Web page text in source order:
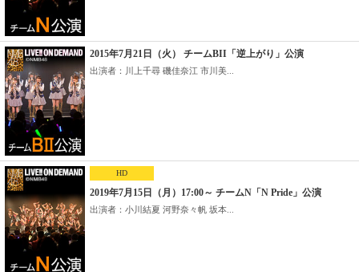
2015年7月21日（火） チームBII「逆上がり」公演
出演者：川上千尋 磯佳奈江 市川美...
HD
2019年7月15日（月）17:00～ チームN「N Pride」公演
出演者：小川結夏 河野奈々帆 坂本...